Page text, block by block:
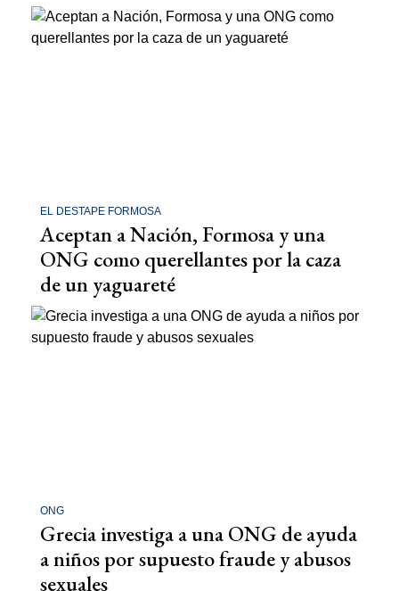
EL DESTAPE FORMOSA
Aceptan a Nación, Formosa y una
ONG como querellantes por la caza
de un yaguareté
ONG
Grecia investiga a una ONG de ayuda
a niños por supuesto fraude y abusos
sexuales